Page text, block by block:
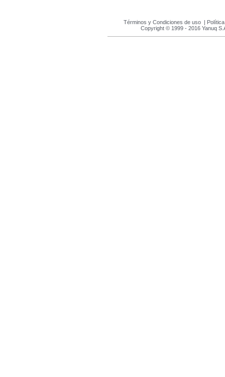
Términos y Condiciones de uso |
Copyright © 1999 - 2016 Yanuq